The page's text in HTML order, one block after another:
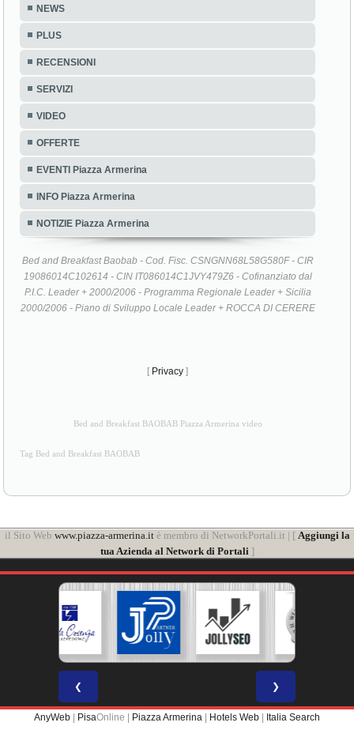
NEWS
PLUS
RECENSIONI
SERVIZI
VIDEO
OFFERTE
EVENTI Piazza Armerina
INFO Piazza Armerina
NOTIZIE Piazza Armerina
Bed and Breakfast Baobab - Cod. Fisc. CSNGNN68L58G580F - CIR
19086014C102614 - CIN IT086014C1JVY479Z6 - Cofinanziato dal
P.I.C. Leader + 2000/2006 - Programma Regionale Leader + Sicilia
2000/2006 - Piano di Sviluppo Locale Leader + ROCCA DI CERERE
[ Privacy ]
Bed and Breakfast BAOBAB Piazza Armerina video
Tag Bed and Breakfast BAOBAB
il Sito Web www.piazza-armerina.itè membro di NetworkPortali.it | [ Aggiungi la
tua Azienda al Network di Portali]
❮ ❯
AnyWeb PisaOnline | Piazza Armerina Hotels Web Italia Search